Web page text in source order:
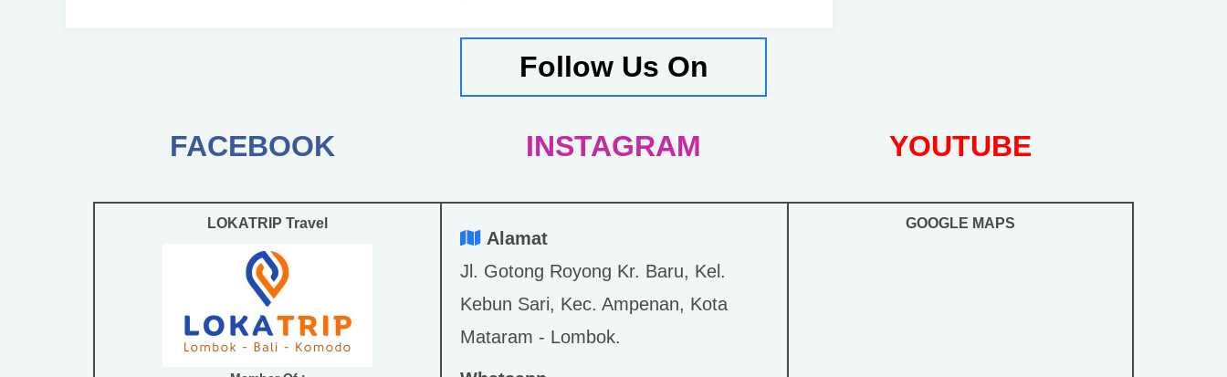
Follow Us On
FACEBOOK INSTAGRAM YOUTUBE
LOKATRIP Travel
Alamat
Jl. Gotong Royong Kr. Baru, Kel.
Kebun Sari, Kec. Ampenan, Kota
Mataram - Lombok.
GOOGLE MAPS